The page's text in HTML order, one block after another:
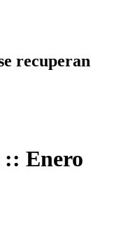
recuperan
Enero